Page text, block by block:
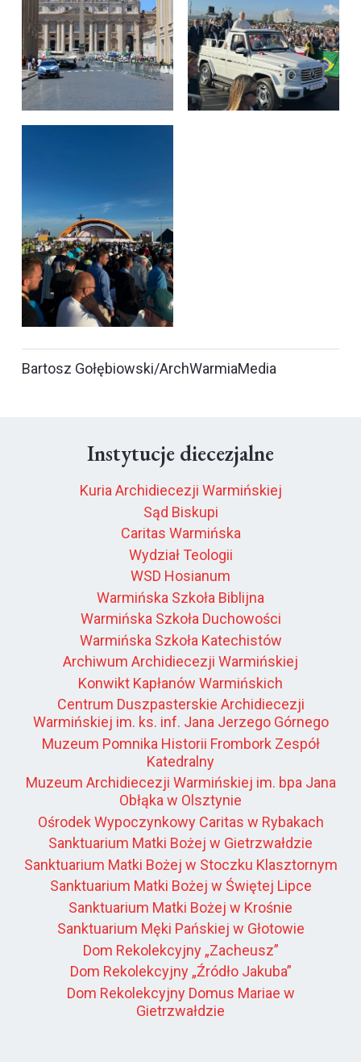
Bartosz Gołębiowski/ArchWarmiaMedia
Instytucje diecezjalne
Kuria Archidiecezji Warmińskiej
Sąd Biskupi
Caritas Warmińska
Wydział Teologii
WSD Hosianum
Warmińska Szkoła Biblijna
Warmińska Szkoła Duchowości
Warmińska Szkoła Katechistów
Archiwum Archidiecezji Warmińskiej
Konwikt Kapłanów Warmińskich
Centrum Duszpasterskie Archidiecezji
Warmińskiej im. ks. inf. Jana Jerzego Górnego
Muzeum Pomnika Historii Frombork Zespół
Katedralny
Muzeum Archidiecezji Warmińskiej im. bpa Jana
Obłąka w Olsztynie
Ośrodek Wypoczynkowy Caritas w Rybakach
Sanktuarium Matki Bożej w Gietrzwałdzie
Sanktuarium Matki Bożej w Stoczku Klasztornym
Sanktuarium Matki Bożej w Świętej Lipce
Sanktuarium Matki Bożej w Krośnie
Sanktuarium Męki Pańskiej w Głotowie
Dom Rekolekcyjny „Zacheusz”
Dom Rekolekcyjny „Źródło Jakuba”
Dom Rekolekcyjny Domus Mariae w
Gietrzwałdzie